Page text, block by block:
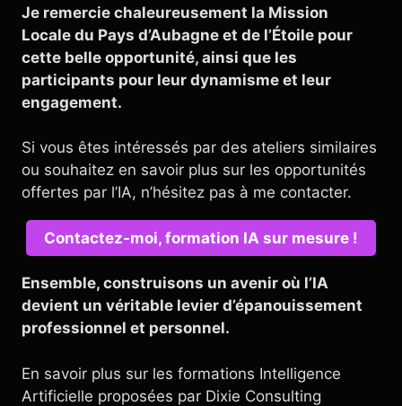
Je remercie chaleureusement la Mission
Locale du Pays d’Aubagne et de l’Étoile pour
cette belle opportunité, ainsi que les
participants pour leur dynamisme et leur
engagement.
Si vous êtes intéressés par des ateliers similaires
ou souhaitez en savoir plus sur les opportunités
offertes par l’IA, n’hésitez pas à me contacter.
Contactez-moi, formation IA sur mesure !
Ensemble, construisons un avenir où l’IA
devient un véritable levier d’épanouissement
professionnel et personnel.
En savoir plus sur les formations Intelligence
Artificielle proposées par Dixie Consulting